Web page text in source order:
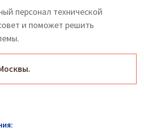
персонал технической
и поможет решить